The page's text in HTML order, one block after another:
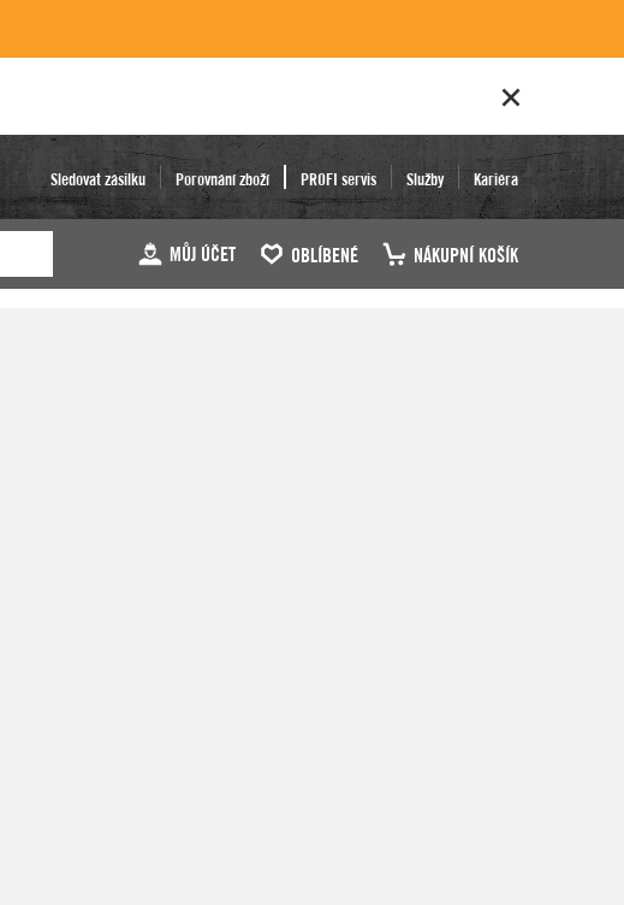
Sledovat zásilku Porovnání zboží PROFI servis Služby Kariéra
MŮJ ÚČET OBLÍBENÉ NÁKUPNÍ KOŠÍK